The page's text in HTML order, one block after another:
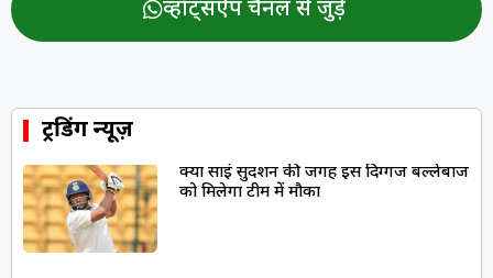
व्हॉट्सऐप चैनल से जुड़ें
ट्रेंडिंग न्यूज़
क्या साईं सुदर्शन की जगह इस दिग्गज बल्लेबाज
को मिलेगा टीम में मौका